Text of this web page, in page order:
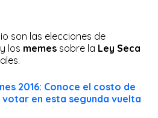
son las elecciones de
y los memes sobre la Ley Seca
2016: Conoce el costo de
en esta segunda vuelta